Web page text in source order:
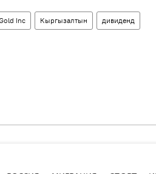
Inc Кыргызалтын дивиденд